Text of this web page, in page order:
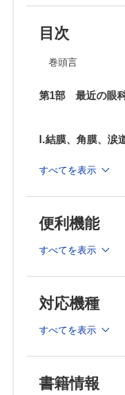
VI.眼瞼・眼窩
1.特発性眼窩炎症
2.甲状腺眼症の眼
VII.神経眼科疾患
1.特発性視神経炎(
4.甲状腺眼症に対す
6.斜視に対する局所
1.眼科で使用する
2.S-1の副作用
3.眼瞼痙攣を生じる
5.黄斑浮腫を生じる
7.網膜循環障害を生
ロン薬による治療
11.新規薬剤による
目次
巻頭言
第1部 最近の眼
I.結膜、角膜、涙
1.ドライアイ
4.ヘルペス角膜炎
6.真菌性角膜炎
2.白内障手術周術
III.緑内障
すべてを表示
便利機能
すべてを表示
対応機種
すべてを表示
書籍情報